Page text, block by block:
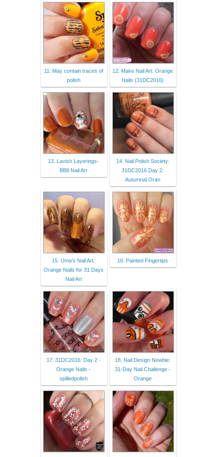
11. May contain traces of
polish
12. Make Nail Art: Orange
Nails (31DC2016)
13. Lavish Layerings-
BB8 Nail Art
14. Nail Polish Society:
31DC2016 Day 2:
Autumnal Oran
15. Uma's Nail Art:
Orange Nails for 31 Days
Nail Art
16. Painted Fingertips
17. 31DC2016: Day 2 -
Orange Nails -
spilledpolish
18. Nail Design Newbie:
31-Day Nail Challenge -
Orange